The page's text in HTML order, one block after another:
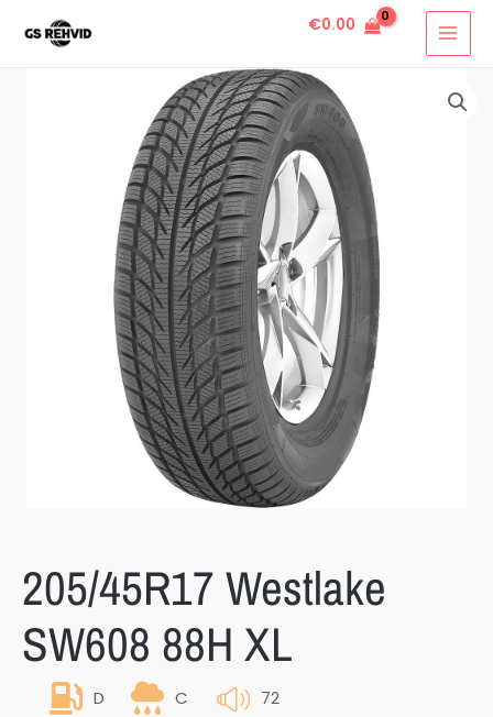
€0.00
205/45R17 Westlake
SW608 88H XL
D C 72